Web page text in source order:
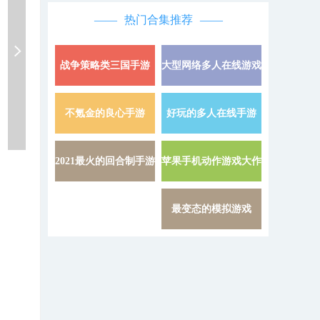
热门合集推荐
战争策略类三国手游 详情 »
大型网络多人在线游戏
不氪金的良心手游 详情 »
好玩的多人在线手游
2021最火的回合制手游 详情 »
苹果手机动作游戏大作
最变态的模拟游戏